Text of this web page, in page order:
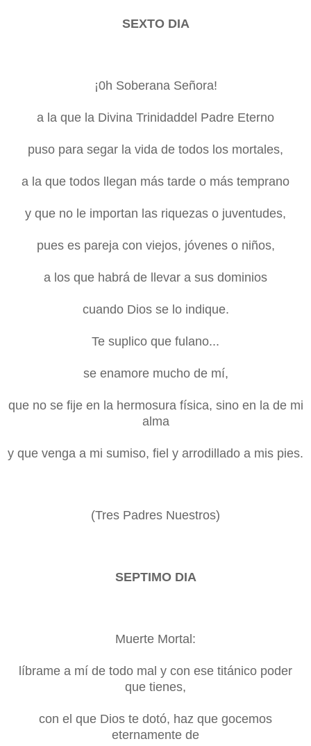
SEXTO DIA
¡0h Soberana Señora!
a la que la Divina Trinidaddel Padre Eterno
puso para segar la vida de todos los mortales,
a la que todos llegan más tarde o más temprano
y que no le importan las riquezas o juventudes,
pues es pareja con viejos, jóvenes o niños,
a los que habrá de llevar a sus dominios
cuando Dios se lo indique.
Te suplico que fulano...
se enamore mucho de mí,
que no se fije en la hermosura física, sino en la de mi
alma
y que venga a mi sumiso, fiel y arrodillado a mis pies.
(Tres Padres Nuestros)
SEPTIMO DIA
Muerte Mortal:
líbrame a mí de todo mal y con ese titánico poder
que tienes,
con el que Dios te dotó, haz que gocemos
eternamente de